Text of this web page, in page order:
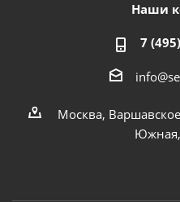
Наши
7
Москва,